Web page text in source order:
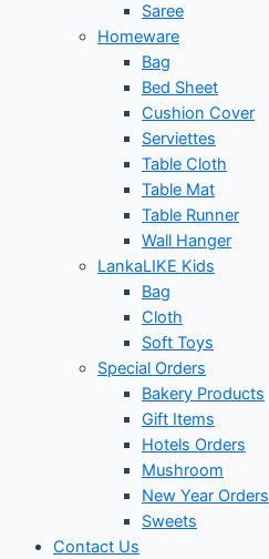
Saree
Homeware
Bag
Bed Sheet
Cushion Cover
Serviettes
Table Cloth
Table Mat
Table Runner
Wall Hanger
LankaLIKE Kids
Bag
Cloth
Soft Toys
Special Orders
Bakery Products
Gift Items
Hotels Orders
Mushroom
New Year Orders
Sweets
Contact Us